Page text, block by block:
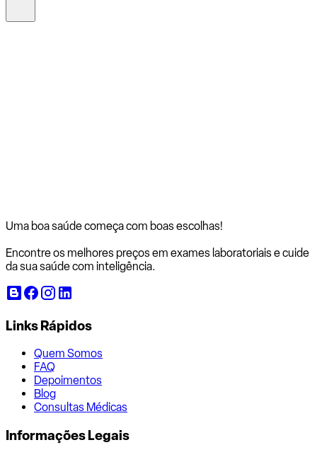
Uma boa saúde começa com boas escolhas!
Encontre os melhores preços em exames laboratoriais e cuide
da sua saúde com inteligência.
Links Rápidos
Quem Somos
FAQ
Depoimentos
Blog
Consultas Médicas
Informações Legais